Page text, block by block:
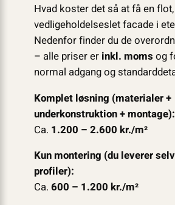
Hvad koster det så at få en flot,
vedligeholdelses­let facade i
Nedenfor finder du de
– alle priser er inkl. moms og
normal adgang og
Komplet løsning (materialer +
underkonstruktion + montage):
Ca. 1.200 – 2.600 kr./m²
Kun montering (du leverer
profiler):
Ca. 600 – 1.200 kr./m²